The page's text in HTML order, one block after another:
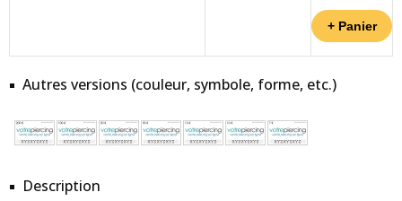
Autres versions (couleur, symbole, forme, etc.)
Description